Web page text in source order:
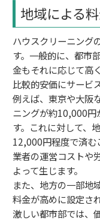
地域による
ハウスクリーニング
す。一般的に、都市
金もそれに応じて高
比較的安価にサービ
例えば、東京や大阪
ニングが約10,000円
す。これに対して、
12,000円程度で済む
業者の運営コストや
よって生じます。
また、地方の一部地
料金が高めに設定さ
激しい都市部では、